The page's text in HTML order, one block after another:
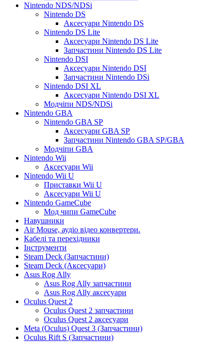
Nintendo NDS/NDSi
Nintendo DS
Аксесуари Nintendo DS
Nintendo DS Lite
Аксесуари Nintendo DS Lite
Запчастини Nintendo DS Lite
Nintendo DSI
Аксесуари Nintendo DSI
Запчастини Nintendo DSi
Nintendo DSI XL
Аксесуари Nintendo DSI XL
Модчіпи NDS/NDSi
Nintendo GBA
Nintendo GBA SP
Аксесуари GBA SP
Запчастини Nintendo GBA SP/GBA
Модчіпи GBA
Nintendo Wii
Аксесуари Wii
Nintendo Wii U
Приставки Wii U
Аксесуари Wii U
Nintendo GameCube
Мод чипи GameCube
Навушники
Air Mouse, аудіо відео конвертери.
Кабелі та перехідники
Інструменти
Steam Deck (Запчастини)
Steam Deck (Аксесуари)
Asus Rog Ally
Asus Rog Ally запчастини
Asus Rog Ally аксесуари
Oculus Quest 2
Oculus Quest 2 запчастини
Oculus Quest 2 аксесуари
Meta (Oculus) Quest 3 (Запчастини)
Oculus Rift S (Запчастини)